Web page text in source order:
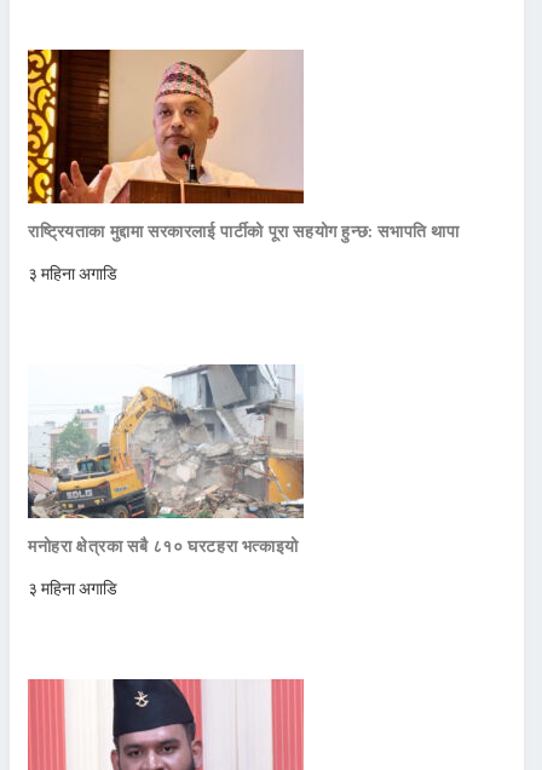
राष्ट्रियताका मुद्दामा सरकारलाई पार्टीको पूरा सहयोग हुन्छ: सभापति थापा
३ महिना अगाडि
मनोहरा क्षेत्रका सबै ८१० घरटहरा भत्काइयो
३ महिना अगाडि